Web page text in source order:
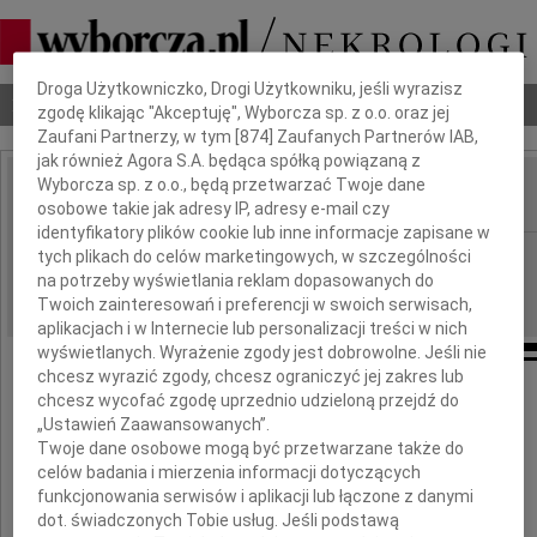
Nekrologi Odeszli Poradnik pogrzebowy
IMIĘ I NAZWISKO:
REGION: Poznań
DATA EMISJI: 11.09.2023
Wiceprezesowi Zarządu Głównego
Społecznego Towarzystwa Oświatowego
Dbamy o Twoją prywatność
Droga Użytkowniczko, Drogi Użytkowniku, jeśli wyrazisz
zgodę klikając "Akceptuję", Wyborcza sp. z o.o. oraz jej
Zaufani Partnerzy, w tym [874 ] Zaufanych Partnerów IAB,
jak również Agora S.A. będąca spółką powiązaną z
Wyborcza sp. z o.o., będą przetwarzać Twoje dane
osobowe takie jak adresy IP, adresy e-mail czy
identyfikatory plików cookie lub inne informacje zapisane w
tych plikach do celów marketingowych, w szczególności
na potrzeby wyświetlania reklam dopasowanych do
Twoich zainteresowań i preferencji w swoich serwisach,
aplikacjach i w Internecie lub personalizacji treści w nich
wyświetlanych. Wyrażenie zgody jest dobrowolne. Jeśli nie
chcesz wyrazić zgody, chcesz ograniczyć jej zakres lub
chcesz wycofać zgodę uprzednio udzieloną przejdź do
„Ustawień Zaawansowanych”.
Twoje dane osobowe mogą być przetwarzane także do
celów badania i mierzenia informacji dotyczących
funkcjonowania serwisów i aplikacji lub łączone z danymi
dot. świadczonych Tobie usług. Jeśli podstawą